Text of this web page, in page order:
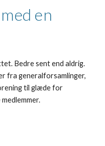
en
Bedre sent end aldrig.
fra generalforsamlinger,
til glæde for